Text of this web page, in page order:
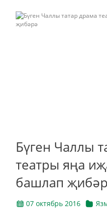
Бүген Чаллы
театры яңа
башлап
07 октябрь 2016